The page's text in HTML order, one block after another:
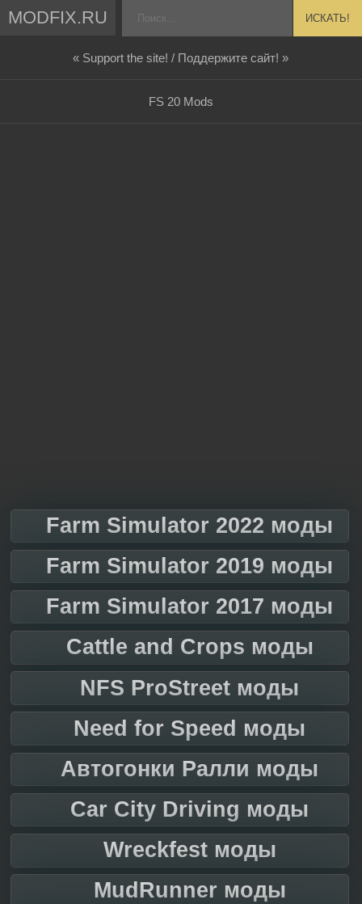
MODFIX.RU ИСКАТЬ!
« Support the site! / Поддержите сайт! »
FS 20 Mods
Farm Simulator 2022 моды
Farm Simulator 2019 моды
Farm Simulator 2017 моды
Cattle and Crops моды
NFS ProStreet моды
Need for Speed моды
Автогонки Ралли моды
Car City Driving моды
Wreckfest моды
MudRunner моды